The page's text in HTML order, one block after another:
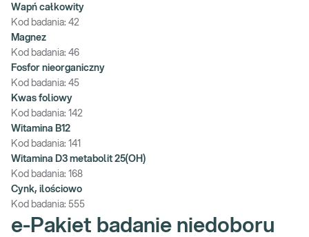
Wapń całkowity
Kod badania: 42
Magnez
Kod badania: 46
Fosfor nieorganiczny
Kod badania: 45
Kwas foliowy
Kod badania: 142
Witamina B12
Kod badania: 141
Witamina D3 metabolit 25(OH)
Kod badania: 168
Cynk, ilościowo
Kod badania: 555
e-Pakiet badanie niedoboru